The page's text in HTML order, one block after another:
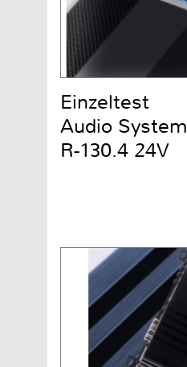
Einzeltest
Audio System
R-130.4 24V